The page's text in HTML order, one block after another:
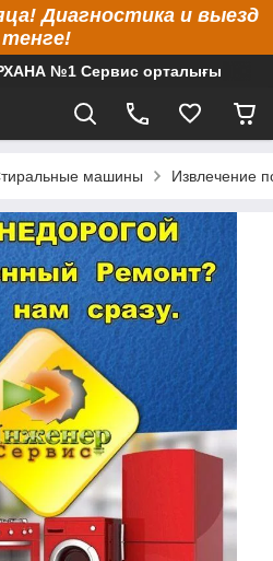
Диагностика и выезд
тенге!
№1 Сервис орталығы
машины Извлечение